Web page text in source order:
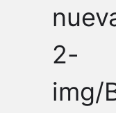
2-
img/